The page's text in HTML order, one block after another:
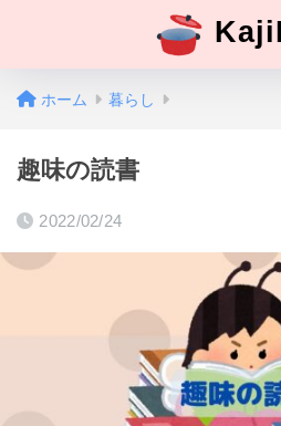
ホーム 暮らし
趣味の読書
2022/02/24